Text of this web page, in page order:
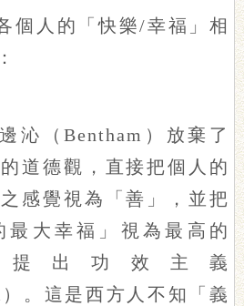
個人的「快樂/幸福」相
沁（Bentham）放棄了
道德觀，直接把個人的
感覺視為「善」，並把
最大幸福」視為最高的
出功效主義
。這是西方人不知「義